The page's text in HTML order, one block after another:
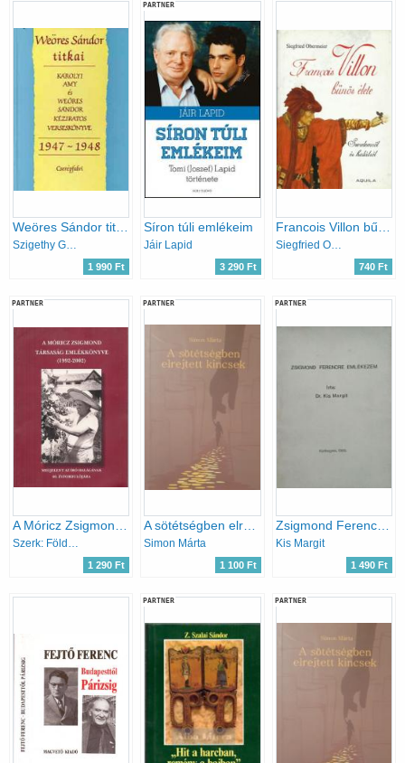
Szigethy Gábor (szerk.)
1 990 Ft
PARTNER
Síron túli emlékeim
Jáir Lapid
3 290 Ft
Siegfried Obermeier
740 Ft
PARTNER
1 290 Ft
PARTNER
Simon Márta
1 100 Ft
PARTNER
Zsigmond Ferencre emlékezem
Kis Margit
1 490 Ft
PARTNER PARTNER